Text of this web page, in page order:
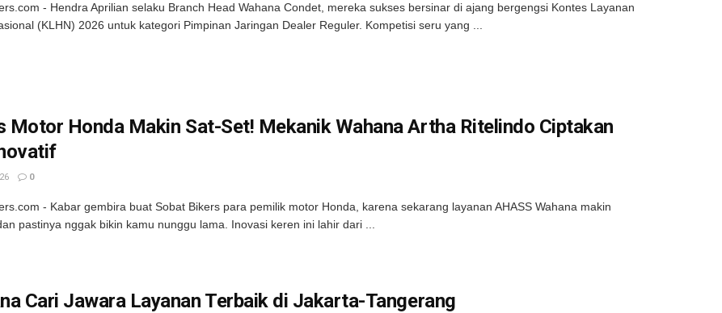
- Hendra Aprilian selaku Branch Head Wahana Condet, mereka sukses bersinar di ajang bergengsi Kontes Layanan
(KLHN) 2026 untuk kategori Pimpinan Jaringan Dealer Reguler. Kompetisi seru yang ...
Motor Honda Makin Sat-Set! Mekanik Wahana Artha Ritelindo Ciptakan
0
- Kabar gembira buat Sobat Bikers para pemilik motor Honda, karena sekarang layanan AHASS Wahana makin
pastinya nggak bikin kamu nunggu lama. Inovasi keren ini lahir dari ...
Cari Jawara Layanan Terbaik di Jakarta-Tangerang